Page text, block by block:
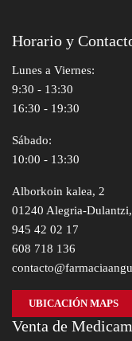
Horario y
Lunes a Viernes:
9:30 - 13:30
16:30 - 19:30
Sábado:
10:00 - 13:30
Alborkoin kalea, 2
01240 Alegria-
945 42 02 17
608 718 136
UBICACIÓN MAPS
Venta de